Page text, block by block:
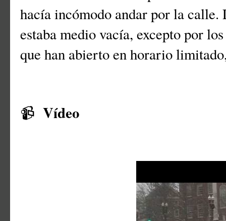
hacía incómodo andar por la calle.
estaba medio vacía, excepto por
que han abierto en horario
📹 Vídeo